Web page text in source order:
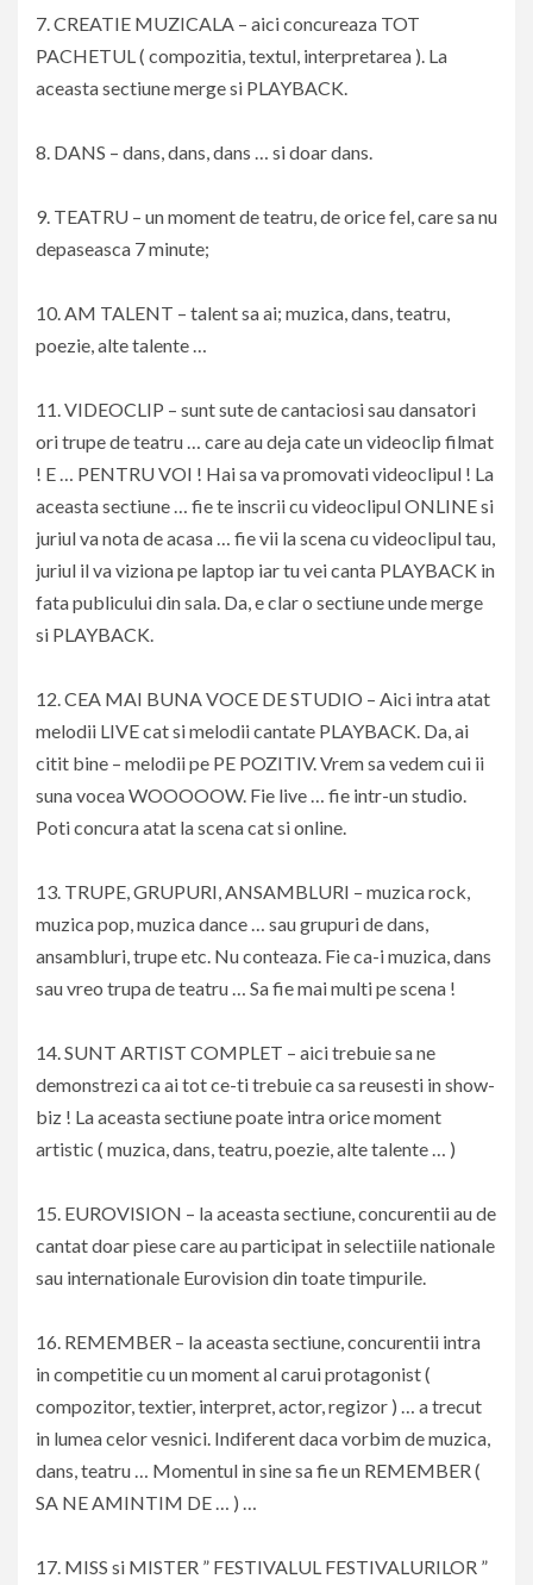
7. CREATIE MUZICALA – aici concureaza TOT
PACHETUL ( compozitia, textul, interpretarea ). La
aceasta sectiune merge si PLAYBACK.
8. DANS – dans, dans, dans … si doar dans.
9. TEATRU – un moment de teatru, de orice fel, care sa nu
depaseasca 7 minute;
10. AM TALENT – talent sa ai; muzica, dans, teatru,
poezie, alte talente …
11. VIDEOCLIP – sunt sute de cantaciosi sau dansatori
ori trupe de teatru … care au deja cate un videoclip filmat
! E … PENTRU VOI ! Hai sa va promovati videoclipul ! La
aceasta sectiune … fie te inscrii cu videoclipul ONLINE si
juriul va nota de acasa … fie vii la scena cu videoclipul tau,
juriul il va viziona pe laptop iar tu vei canta PLAYBACK in
fata publicului din sala. Da, e clar o sectiune unde merge
si PLAYBACK.
12. CEA MAI BUNA VOCE DE STUDIO – Aici intra atat
melodii LIVE cat si melodii cantate PLAYBACK. Da, ai
citit bine – melodii pe PE POZITIV. Vrem sa vedem cui ii
suna vocea WOOOOOW. Fie live … fie intr-un studio.
Poti concura atat la scena cat si online.
13. TRUPE, GRUPURI, ANSAMBLURI – muzica rock,
muzica pop, muzica dance … sau grupuri de dans,
ansambluri, trupe etc. Nu conteaza. Fie ca-i muzica, dans
sau vreo trupa de teatru … Sa fie mai multi pe scena !
14. SUNT ARTIST COMPLET – aici trebuie sa ne
demonstrezi ca ai tot ce-ti trebuie ca sa reusesti in show-
biz ! La aceasta sectiune poate intra orice moment
artistic ( muzica, dans, teatru, poezie, alte talente … )
15. EUROVISION – la aceasta sectiune, concurentii au de
cantat doar piese care au participat in selectiile nationale
sau internationale Eurovision din toate timpurile.
16. REMEMBER – la aceasta sectiune, concurentii intra
in competitie cu un moment al carui protagonist (
compozitor, textier, interpret, actor, regizor ) … a trecut
in lumea celor vesnici. Indiferent daca vorbim de muzica,
dans, teatru … Momentul in sine sa fie un REMEMBER (
SA NE AMINTIM DE … ) …
17. MISS si MISTER ” FESTIVALUL FESTIVALURILOR ”